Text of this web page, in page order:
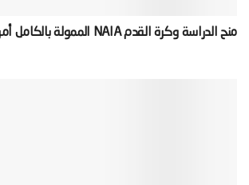
‫منح الدراسة وكرة القدم NAIA الممولة بالكامل أمريكا 2026‬